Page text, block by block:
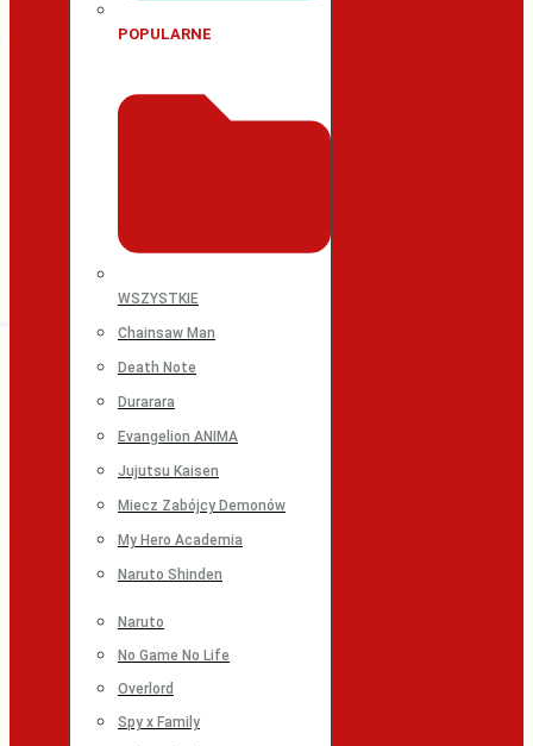
POPULARNE
WSZYSTKIE
Chainsaw Man
Death Note
Durarara
Evangelion ANIMA
Jujutsu Kaisen
Miecz Zabójcy Demonów
My Hero Academia
Naruto Shinden
Naruto
No Game No Life
Overlord
Spy x Family